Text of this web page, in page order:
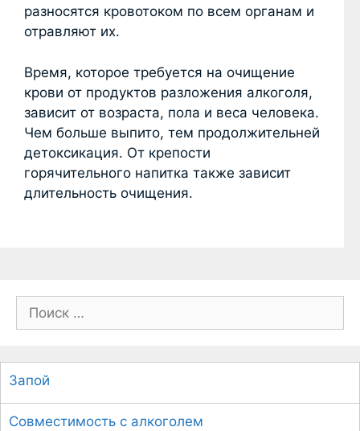
разносятся кровотоком по всем органам и
отравляют их.
Время, которое требуется на очищение
крови от продуктов разложения алкоголя,
зависит от возраста, пола и веса человека.
Чем больше выпито, тем продолжительней
детоксикация. От крепости
горячительного напитка также зависит
длительность очищения.
о
с
к
:
Запой
Совместимость с алкоголем